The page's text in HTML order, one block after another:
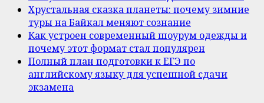
Хрустальная сказка планеты: почему зимние
туры на Байкал меняют сознание
Как устроен современный шоурум одежды и
почему этот формат стал популярен
Полный план подготовки к ЕГЭ по
английскому языку для успешной сдачи
экзамена